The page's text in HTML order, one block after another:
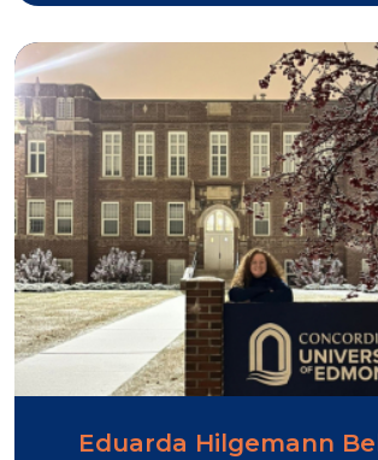
Eduarda Hilgemann